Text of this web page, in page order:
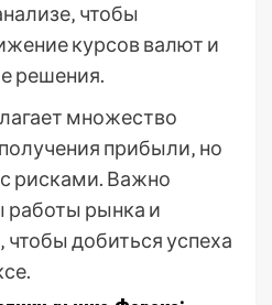
чтобы
курсов валют и
решения.
множество
прибыли‚ но
рисками. Важно
работы рынка и
чтобы добиться успеха